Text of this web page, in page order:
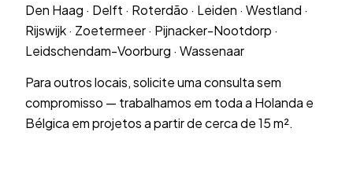
Den Haag · Delft · Roterdão · Leiden · Westland ·
Rijswijk· Zoetermeer· Pijnacker-Nootdorp ·
Leidschendam-Voorburg · Wassenaar
Para outros locais, solicite uma consulta sem
compromisso — trabalhamos em toda a Holanda e
Bélgica em projetos a partir de cerca de 15 m².